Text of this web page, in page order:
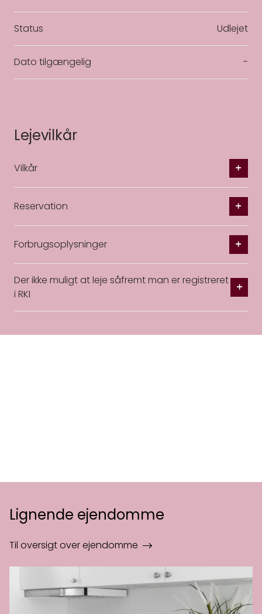
Status Udlejet
Dato tilgængelig -
Lejevilkår
Vilkår
Reservation
Forbrugsoplysninger
Der ikke muligt at leje såfremt man er registreret
i RKI
Lignende ejendomme
Til oversigt over ejendomme